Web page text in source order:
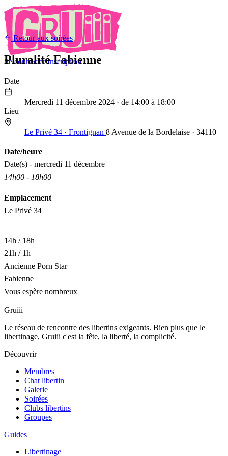
Se connecter Inscription
Retour aux soirées
Pluralité Fabienne
Date
Mercredi 11 décembre 2024 · de 14:00 à 18:00
Lieu
Le Privé 34 · Frontignan 8 Avenue de la Bordelaise · 34110
Date/heure
Date(s) - mercredi 11 décembre
14h00 - 18h00
Emplacement
Le Privé 34
14h / 18h
21h / 1h
Ancienne Porn Star
Fabienne
Vous espère nombreux
Gruiii
Le réseau de rencontre des libertins exigeants. Bien plus que le
libertinage, Gruiii c'est la fête, la liberté, la complicité.
Découvrir
Membres
Chat libertin
Galerie
Soirées
Clubs libertins
Groupes
Guides
Libertinage